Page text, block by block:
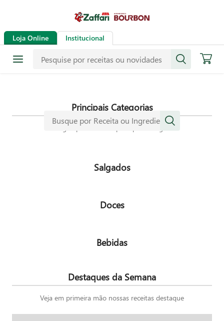
Loja Online Institucional
Receitas
Mais de mil receitas
Principais Categorias
Navegue pelas nossas principais categorias
Salgados
Doces
Bebidas
Destaques da Semana
Veja em primeira mão nossas receitas destaque